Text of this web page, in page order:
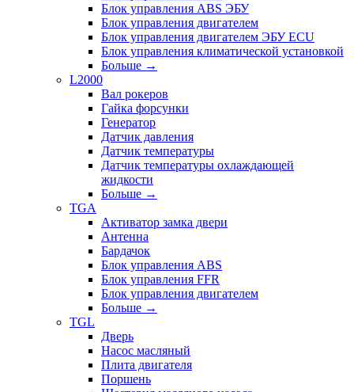
Блок управления ABS ЭБУ
Блок управления двигателем
Блок управления двигателем ЭБУ ECU
Блок управления климатической установкой
Больше →
L2000
Вал рокеров
Гайка форсунки
Генератор
Датчик давления
Датчик температуры
Датчик температуры охлаждающей
жидкости
Больше →
TGA
Активатор замка двери
Антенна
Бардачок
Блок управления ABS
Блок управления FFR
Блок управления двигателем
Больше →
TGL
Дверь
Насос масляный
Плита двигателя
Поршень